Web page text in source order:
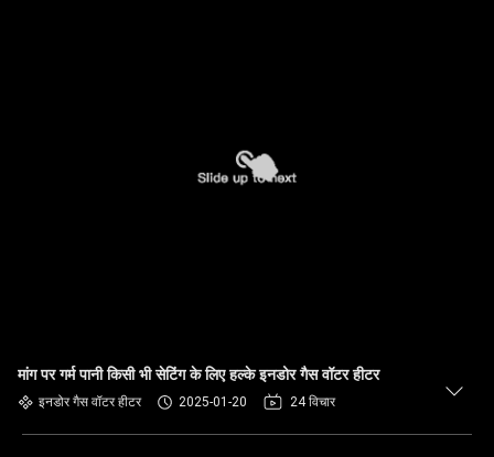
मांग पर गर्म पानी किसी भी सेटिंग के लिए हल्के इनडोर गैस वॉटर हीटर
इनडोर गैस वॉटर हीटर 2025-01-20 24 विचार